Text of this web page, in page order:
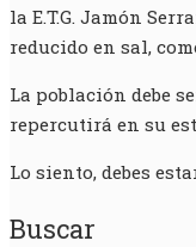
la E.T.G. Jamón
reducido en sal,
La población debe
repercutirá en su
Lo siento, debes
Buscar